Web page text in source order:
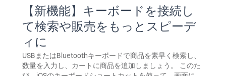
【新機能】キーボードを接続し
て検索や販売をもっとスピーデ
ィに
USBまたはBluetoothキーボードで商品を素早く検索し、
数量を入力し、カートに商品を追加しましょう。 このた